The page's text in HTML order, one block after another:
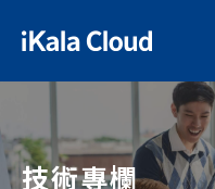
技術專欄